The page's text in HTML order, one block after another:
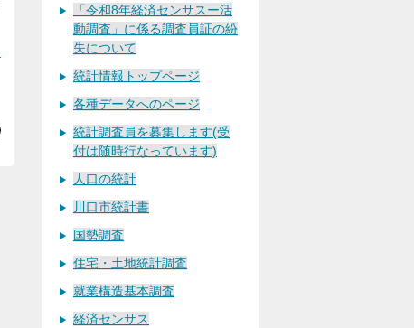
「令和8年経済センサスー活
動調査」に係る調査員証の紛
失について
統計情報トップページ
各種データへのページ
統計調査員を募集します(受
付は随時行なっています)
人口の統計
川口市統計書
国勢調査
住宅・土地統計調査
就業構造基本調査
経済センサス